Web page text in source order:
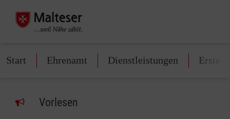
Start Ehrenamt Dienstleistungen Erste-
Vorlesen